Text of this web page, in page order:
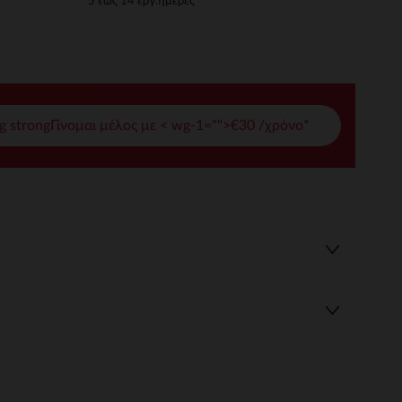
strongΓίνομαι μέλος με < wg-1="">€30 /χρόνο*